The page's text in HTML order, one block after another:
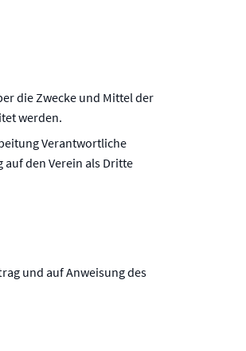
die Zwecke und Mittel der
werden.
Verantwortliche
den Verein als Dritte
und auf Anweisung des